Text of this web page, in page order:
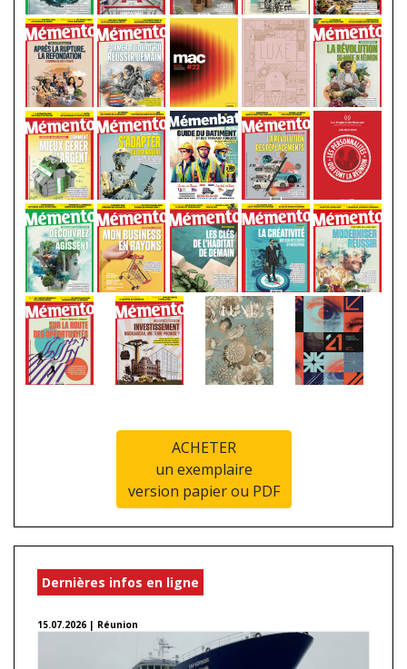
ACHETER
un exemplaire
version papier ou PDF
Dernières infos en ligne
15.07.2026 | Réunion